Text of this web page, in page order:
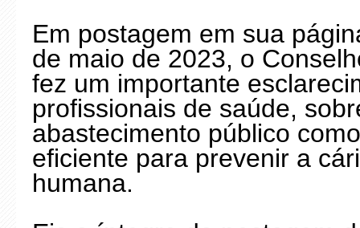
Em postagem em sua
de maio de 2023, o
fez um importante
profissionais de saúde,
abastecimento público
eficiente para prevenir a
humana.